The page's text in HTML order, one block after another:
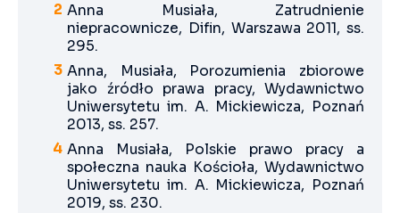
Anna Musiała, Zatrudnienie
niepracownicze, Difin, Warszawa 2011, ss.
295.
Anna, Musiała, Porozumienia zbiorowe
jako źródło prawa pracy, Wydawnictwo
Uniwersytetu im. A. Mickiewicza, Poznań
2013, ss. 257.
Anna Musiała, Polskie prawo pracy a
społeczna nauka Kościoła, Wydawnictwo
Uniwersytetu im. A. Mickiewicza, Poznań
2019, ss. 230.